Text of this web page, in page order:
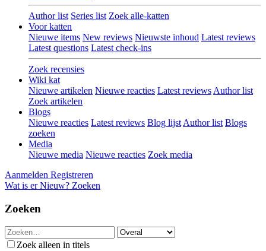
Author list Series list Zoek alle-katten
Voor katten
Nieuwe items New reviews Nieuwste inhoud Latest reviews
Latest questions Latest check-ins
Zoek recensies
Wiki kat
Nieuwe artikelen Nieuwe reacties Latest reviews Author list
Zoek artikelen
Blogs
Nieuwe reacties Latest reviews Blog lijst Author list Blogs
zoeken
Media
Nieuwe media Nieuwe reacties Zoek media
Aanmelden Registreren
Wat is er Nieuw? Zoeken
Zoeken
Zoek alleen in titels